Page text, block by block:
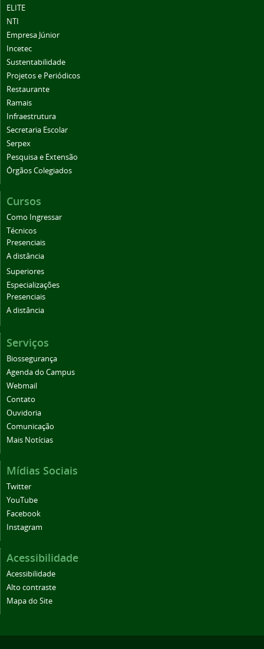
ELITE
NTI
Empresa Júnior
Incetec
Sustentabilidade
Projetos e Periódicos
Restaurante
Ramais
Infraestrutura
Secretaria Escolar
Serpex
Pesquisa e Extensão
Órgãos Colegiados
Cursos
Como Ingressar
Técnicos
Presenciais
A distância
Superiores
Especializações
Presenciais
A distância
Serviços
Biossegurança
Agenda do Campus
Webmail
Contato
Ouvidoria
Comunicação
Mais Notícias
Mídias Sociais
Twitter
YouTube
Facebook
Instagram
Acessibilidade
Acessibilidade
Alto contraste
Mapa do Site